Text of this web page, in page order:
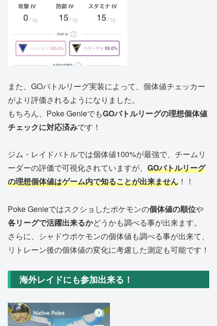
また、GOバトルリーグ実装によって、個体値チェッカー
がより評価されるようになりました。
もちろん、Poke GenieでもGOバトルリーグの理想個体値
チェックに対応済みです！
ジム・レイドバトルでは個体値100%が最強で、チームリ
ーダーの評価で可視化されていますが、 GOバトルリーグ
の理想個体値はゲーム内で知ることが出来ません ！！
Poke Genieではスクショしたポケモンの個体値の順位や
各リーグで活躍出来るかどうかも調べる事が出来ます。
さらに、シャドウポケモンの個体値も調べる事が出来て、
リトレーン後の個体値の変化に考慮した測定も可能です！
海外レイドにも参加出来る！